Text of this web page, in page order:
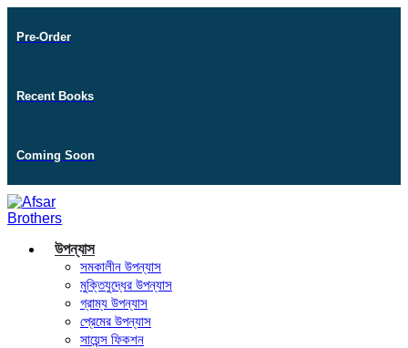
Pre-Order
Recent Books
Coming Soon
উপন্যাস
সমকালীন উপন্যাস
মুক্তিযুদ্ধের উপন্যাস
গ্রাম্য উপন্যাস
প্রেমের উপন্যাস
সায়েন্স ফিকশন